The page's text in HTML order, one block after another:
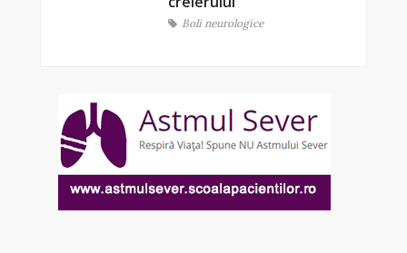
Boli neurologice